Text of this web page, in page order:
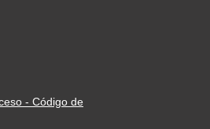
- Código de